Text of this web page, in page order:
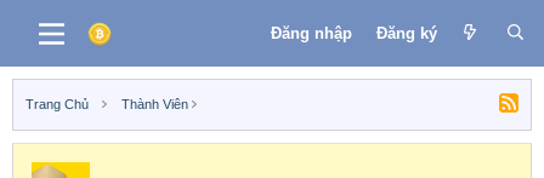
Đăng nhập Đăng ký
Trang Chủ Thành Viên